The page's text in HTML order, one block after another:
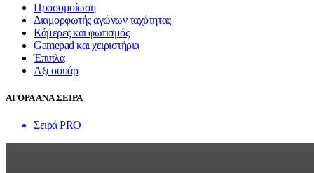
Προσομοίωση
Διαμορφωτής αγώνων ταχύτητας
Κάμερες και φωτισμός
Gamepad και χειριστήρια
Έπιπλα
Αξεσουάρ
ΑΓΟΡΑ ΑΝΑ ΣΕΙΡΑ
Σειρά PRO